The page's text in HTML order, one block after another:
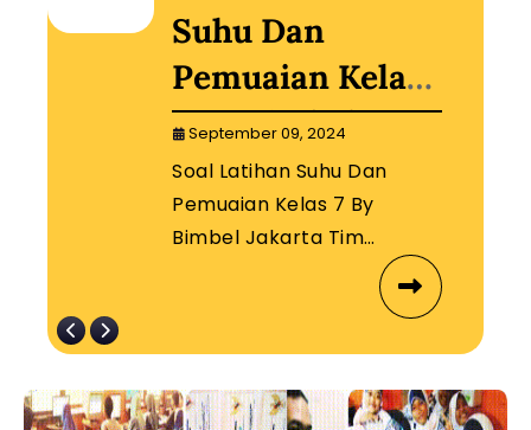
Suhu Dan
Pemuaian Kelas
7 By Bimbel
Jakarta Timur
September 09, 2024
Soal Latihan Suhu Dan
Pemuaian Kelas 7 By
Bimbel Jakarta Tim…